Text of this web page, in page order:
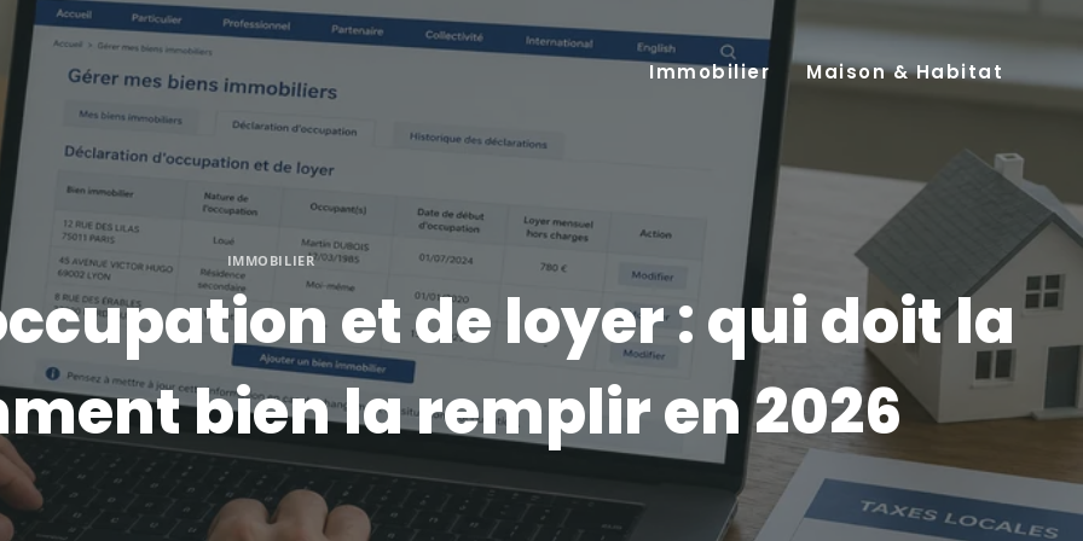
Immobilier Maison & Habitat
IMMOBILIER
et de loyer : qui doit la
bien la remplir en 2026